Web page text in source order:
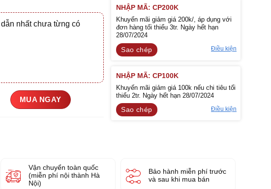
nhất chưa từng có
MUA NGAY
NHẬP MÃ: CP200K
Khuyến mãi giảm giá 200k/, áp dụng với
đơn hàng tối thiểu 3tr. Ngày hết hạn
28/07/2024
Sao chép Điều kiện
NHẬP MÃ: CP100K
Khuyến mãi giảm giá 100k nếu chi tiêu tối
thiểu 2tr. Ngày hết hạn 28/07/2024
Sao chép Điều kiện
Vận chuyển toàn quốc
(miễn phí nội thành Hà
Nội)
Bảo hành miễn phí trước
và sau khi mua bán